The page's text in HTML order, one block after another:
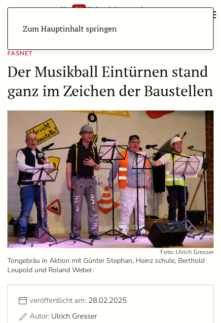
Zum Hauptinhalt springen
FASNET
Der Musikball Eintürnen stand
ganz im Zeichen der Baustellen
Foto: Ulrich Gresser
Tongebräu in Aktion mit Günter Stephan, Heinz schule, Berthold
Leupold und Roland Weber.
veröffentlicht am: 28.02.2025
Autor: Ulrich Gresser